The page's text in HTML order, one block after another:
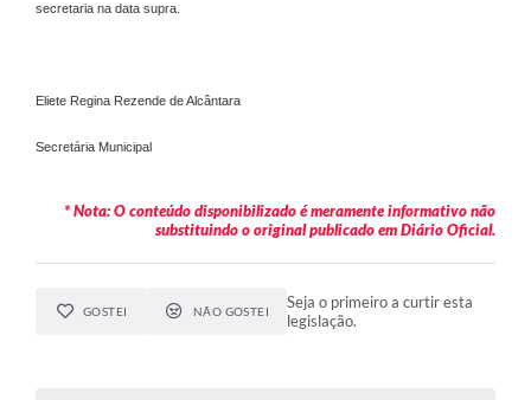
secretaria na data supra.
Eliete Regina Rezende de Alcântara
Secretária Municipal
* Nota: O conteúdo disponibilizado é meramente informativo não
substituindo o original publicado em Diário Oficial.
GOSTEI NÃO GOSTEI
Seja o primeiro a curtir esta
legislação.